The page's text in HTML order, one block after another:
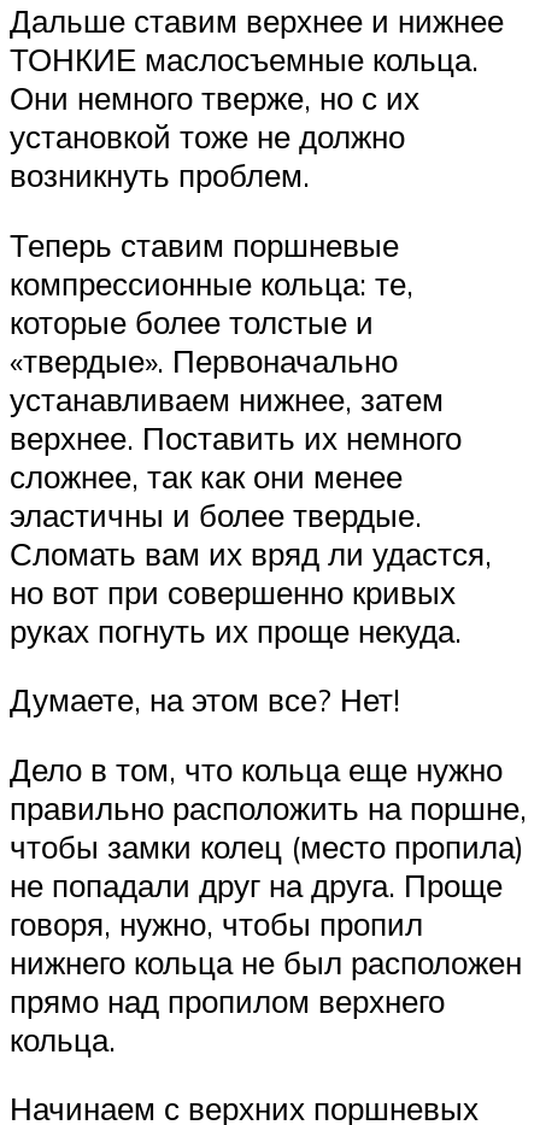
Дальше ставим верхнее и нижнее
ТОНКИЕ маслосъемные кольца.
Они немного тверже, но с их
установкой тоже не должно
возникнуть проблем.
Теперь ставим поршневые
компрессионные кольца: те,
которые более толстые и
«твердые». Первоначально
устанавливаем нижнее, затем
верхнее. Поставить их немного
сложнее, так как они менее
эластичны и более твердые.
Сломать вам их вряд ли удастся,
но вот при совершенно кривых
руках погнуть их проще некуда.
Думаете, на этом все? Нет!
Дело в том, что кольца еще нужно
правильно расположить на поршне,
чтобы замки колец (место пропила)
не попадали друг на друга. Проще
говоря, нужно, чтобы пропил
нижнего кольца не был расположен
прямо над пропилом верхнего
кольца.
Начинаем с верхних поршневых